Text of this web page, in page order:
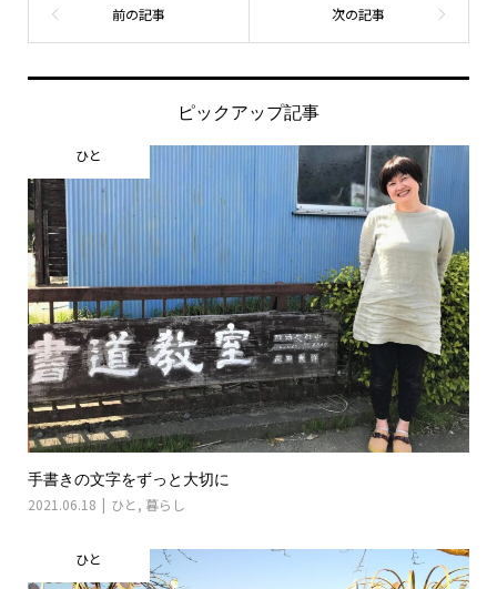
ピックアップ記事
ひと
手書きの文字をずっと大切に
2021.06.18 ひと , 暮らし
ひと